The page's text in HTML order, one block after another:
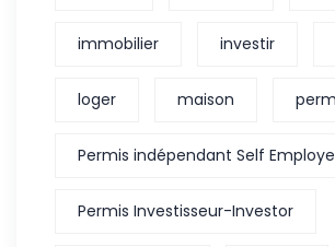
immobilier investir
loger maison
Permis indépendant Self
Permis Investisseur-Investor